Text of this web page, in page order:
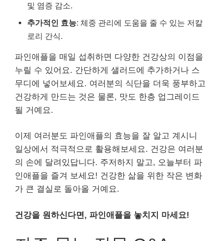
및 염증 감소.
추가적인 효능: 체중 관리에 도움을 줄 수 있는 저칼
로리 간식.
파인애플을 매일 섭취하면 다양한 건강상의 이점을
누릴 수 있어요. 간단하게 샐러드에 추가하거나 스
무디에 넣어보세요. 여러분의 식단을 더욱 풍부하고
건강하게 만드는 것은 물론, 맛도 한층 업그레이드
될 거예요.
이제 여러분도 파인애플의 효능을 잘 알고 계시니
일상에서 적극적으로 활용해보세요. 건강은 여러분
의 손에 달려있답니다. 주저하지 말고, 오늘부터 파
인애플을 즐겨 보세요! 건강한 삶을 위한 작은 변화
가 큰 결실로 돌아올 거예요.
건강을 원하신다면, 파인애플을 놓치지 마세요!